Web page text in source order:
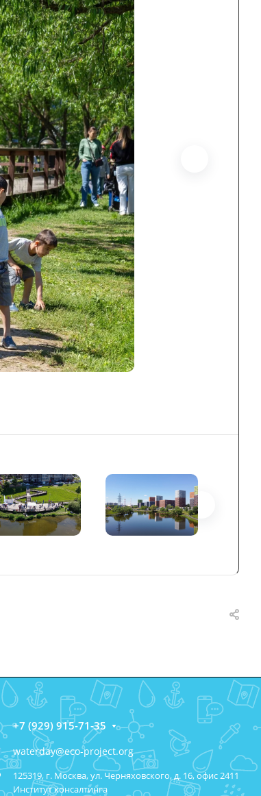
+7 (929) 915-71-35
waterday@eco-project.org
125319, г. Москва, ул. Черняховского, д. 16, офис 2411
Институт консалтинга